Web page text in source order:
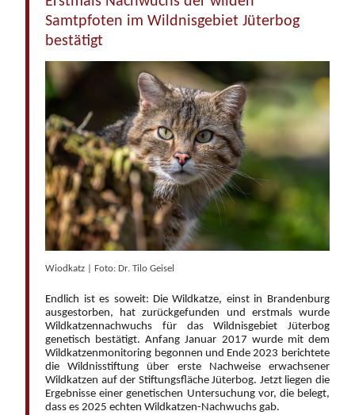
Samtpfoten im Wildnisgebiet Jüterbog
bestätigt
Wiodkatz | Foto: Dr. Tilo Geisel
Endlich ist es soweit: Die Wildkatze, einst in Brandenburg
ausgestorben, hat zurückgefunden und erstmals wurde
Wildkatzennachwuchs für das Wildnisgebiet Jüterbog
genetisch bestätigt. Anfang Januar 2017 wurde mit dem
Wildkatzenmonitoring begonnen und Ende 2023 berichtete
die Wildnisstiftung über erste Nachweise erwachsener
Wildkatzen auf der Stiftungsfläche Jüterbog. Jetzt liegen die
Ergebnisse einer genetischen Untersuchung vor, die belegt,
dass es 2025 echten Wildkatzen-Nachwuchs gab.